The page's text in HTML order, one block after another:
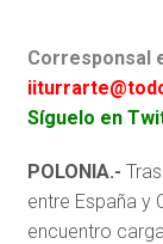
Corresponsal
Síguelo en
POLONIA.-
entre España y
encuentro